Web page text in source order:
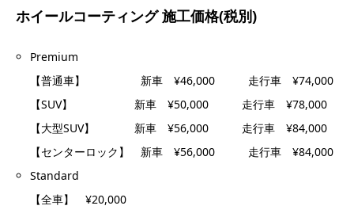
ホイールコーティング 施工価格(税別)
Premium
【普通車】 新車 ¥46,000 走行車 ¥74,000
【SUV】 新車 ¥50,000 走行車 ¥78,000
【大型SUV】 新車 ¥56,000 走行車 ¥84,000
【センターロック】 新車 ¥56,000 走行車 ¥84,000
Standard
【全車】 ¥20,000